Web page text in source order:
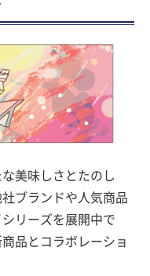
美味しさとたのし
ブランドや人気商品
リーズを展開中で
品とコラボレーショ